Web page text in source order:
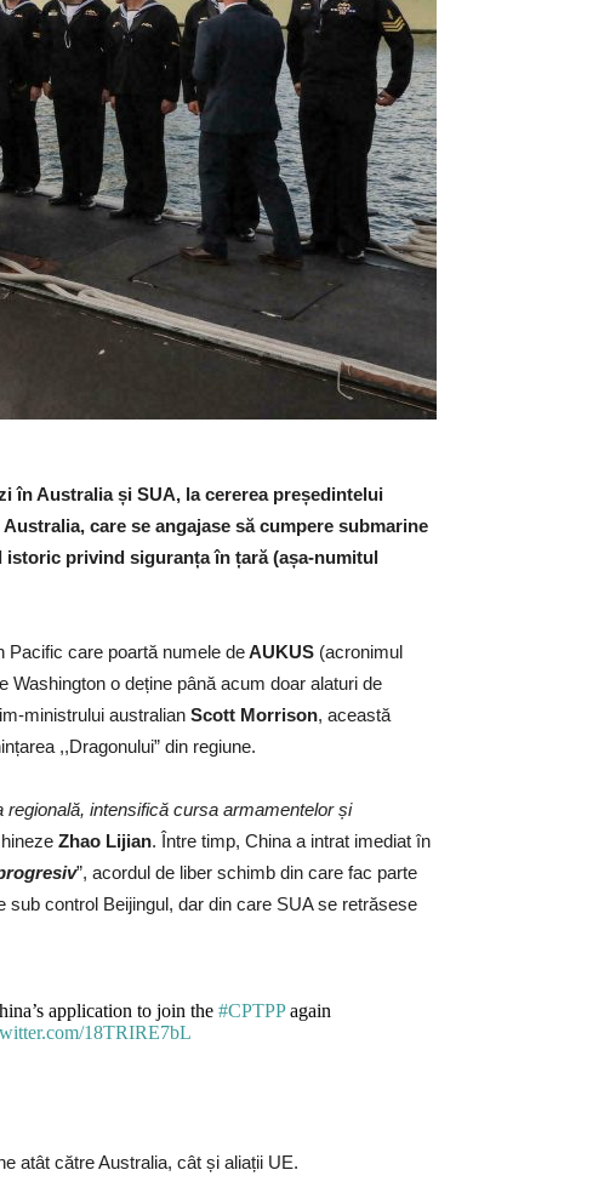
în Australia și SUA, la cererea președintelui
care se angajase să cumpere submarine
istoric privind siguranța în țară (așa-numitul
Pacific care poartă numele deAUKUS (acronimul
o deține până acum doar alaturi de
ministrului australian Scott Morrison, această
,,Dragonului” din regiune.
intensifică cursa armamentelor și
Zhao Lijian. Între timp, China a intrat imediat în
”, acordul de liber schimb din care fac parte
sub control Beijingul, dar din care SUA se retrăsese
application to join the#CPTPPagain
18TRIRE7bL
atât către Australia, cât și aliații UE.